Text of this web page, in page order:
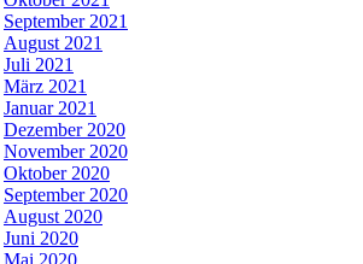
September 2021
August 2021
Juli 2021
März 2021
Januar 2021
Dezember 2020
November 2020
Oktober 2020
September 2020
August 2020
Juni 2020
Mai 2020